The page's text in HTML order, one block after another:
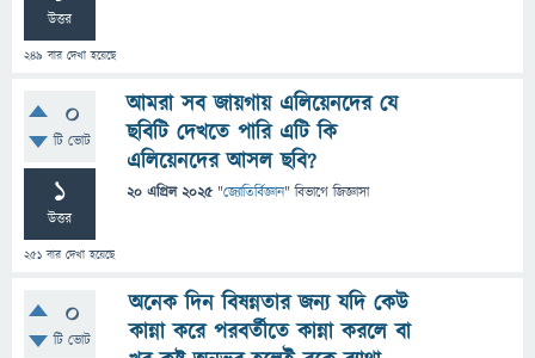
উত্তর
249 বার দেখা হয়েছে
0
টি ভোট
1
উত্তর
251 বার দেখা হয়েছে
আমরা সব জায়গায় এলিয়েনদের যে
ছবিটি দেখতে পারি এটি কি
এলিয়েনদের আসল ছবি?
20 এপ্রিল 2025 "জ্যোতির্বিজ্ঞান" বিভাগে জিজ্ঞাসা
0
টি ভোট
অনেক দিন বিষন্নতার জন্য যদি কেউ
কান্না করে পরবর্তীতে কান্না করলে বা